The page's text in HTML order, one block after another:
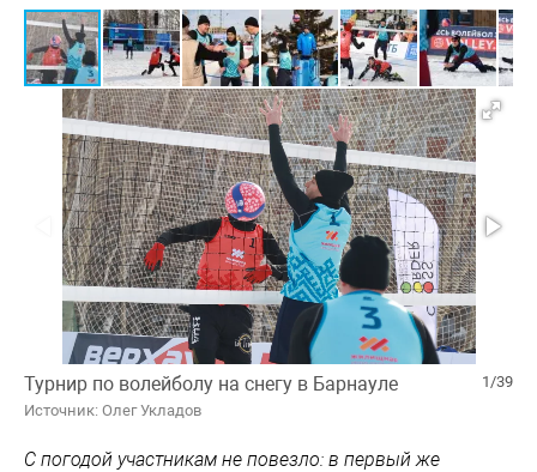
1/39
Турнир по волейболу на снегу в Барнауле
Источник: Олег Укладов
С погодой участникам не повезло: в первый же